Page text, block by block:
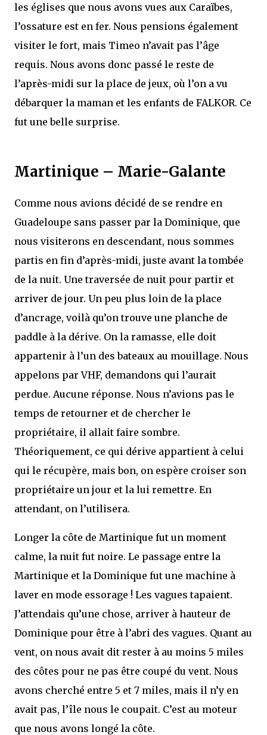
les églises que nous avons vues aux Caraïbes,
l’ossature est en fer. Nous pensions également
visiter le fort, mais Timeo n’avait pas l’âge
requis. Nous avons donc passé le reste de
l’après-midi sur la place de jeux, où l’on a vu
débarquer la maman et les enfants de FALKOR. Ce
fut une belle surprise.
Martinique – Marie-Galante
Comme nous avions décidé de se rendre en
Guadeloupe sans passer par la Dominique, que
nous visiterons en descendant, nous sommes
partis en fin d’après-midi, juste avant la tombée
de la nuit. Une traversée de nuit pour partir et
arriver de jour. Un peu plus loin de la place
d’ancrage, voilà qu’on trouve une planche de
paddle à la dérive. On la ramasse, elle doit
appartenir à l’un des bateaux au mouillage. Nous
appelons par VHF, demandons qui l’aurait
perdue. Aucune réponse. Nous n’avions pas le
temps de retourner et de chercher le
propriétaire, il allait faire sombre.
Théoriquement, ce qui dérive appartient à celui
qui le récupère, mais bon, on espère croiser son
propriétaire un jour et la lui remettre. En
attendant, on l’utilisera.
Longer la côte de Martinique fut un moment
calme, la nuit fut noire. Le passage entre la
Martinique et la Dominique fut une machine à
laver en mode essorage ! Les vagues tapaient.
J’attendais qu’une chose, arriver à hauteur de
Dominique pour être à l’abri des vagues. Quant au
vent, on nous avait dit rester à au moins 5 miles
des côtes pour ne pas être coupé du vent. Nous
avons cherché entre 5 et 7 miles, mais il n’y en
avait pas, l’île nous le coupait. C’est au moteur
que nous avons longé la côte.